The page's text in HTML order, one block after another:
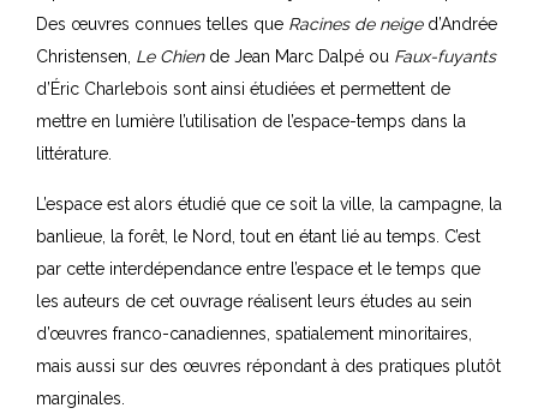
Des œuvres connues telles que Racines de neige d’Andrée
Christensen, Le Chiende Jean Marc Dalpé ou Faux-fuyants
d’Éric Charlebois sont ainsi étudiées et permettent de
mettre en lumière l’utilisation de l’espace-temps dans la
littérature.
L’espace est alors étudié que ce soit la ville, la campagne, la
banlieue, la forêt, le Nord, tout en étant lié au temps. C’est
par cette interdépendance entre l’espace et le temps que
les auteurs de cet ouvrage réalisent leurs études au sein
d’œuvres franco-canadiennes, spatialement minoritaires,
mais aussi sur des œuvres répondant à des pratiques plutôt
marginales.